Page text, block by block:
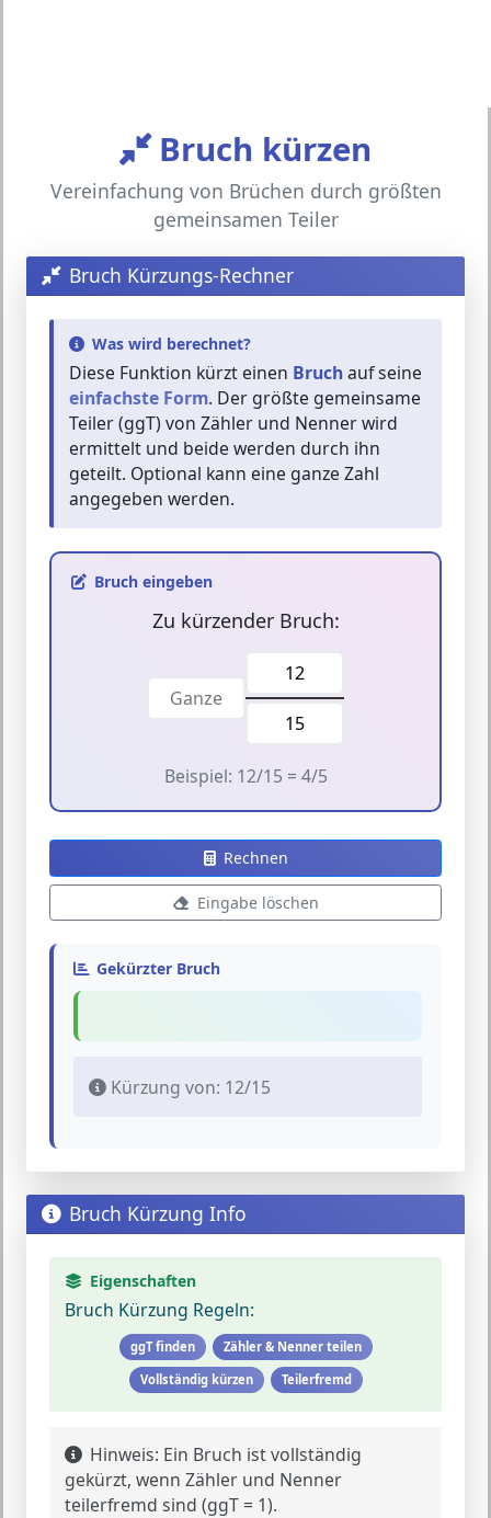
Bruch kürzen
Vereinfachung von Brüchen durch größten
gemeinsamen Teiler
Bruch Kürzungs-Rechner
Was wird berechnet?
Diese Funktion kürzt einen Bruchauf seine
einfachste Form. Der größte gemeinsame
Teiler (ggT) von Zähler und Nenner wird
ermittelt und beide werden durch ihn
geteilt. Optional kann eine ganze Zahl
angegeben werden.
Bruch eingeben
Zu kürzender Bruch:
Beispiel: 12/15 = 4/5
Rechnen
Eingabe löschen
Gekürzter Bruch
Kürzung von: 12/15
Bruch Kürzung Info
Eigenschaften
Bruch Kürzung Regeln:
ggT finden
Zähler & Nenner teilen
Vollständig kürzen
Teilerfremd
Hinweis: Ein Bruch ist vollständig
gekürzt, wenn Zähler und Nenner
teilerfremd sind (ggT = 1).